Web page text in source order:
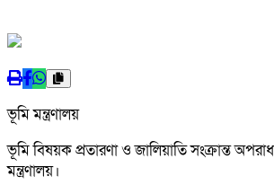
ভূমি মন্ত্রণালয়
ভূমি বিষয়ক প্রতারণা ও জালিয়াতি সংক্রান্ত
মন্ত্রণালয়।